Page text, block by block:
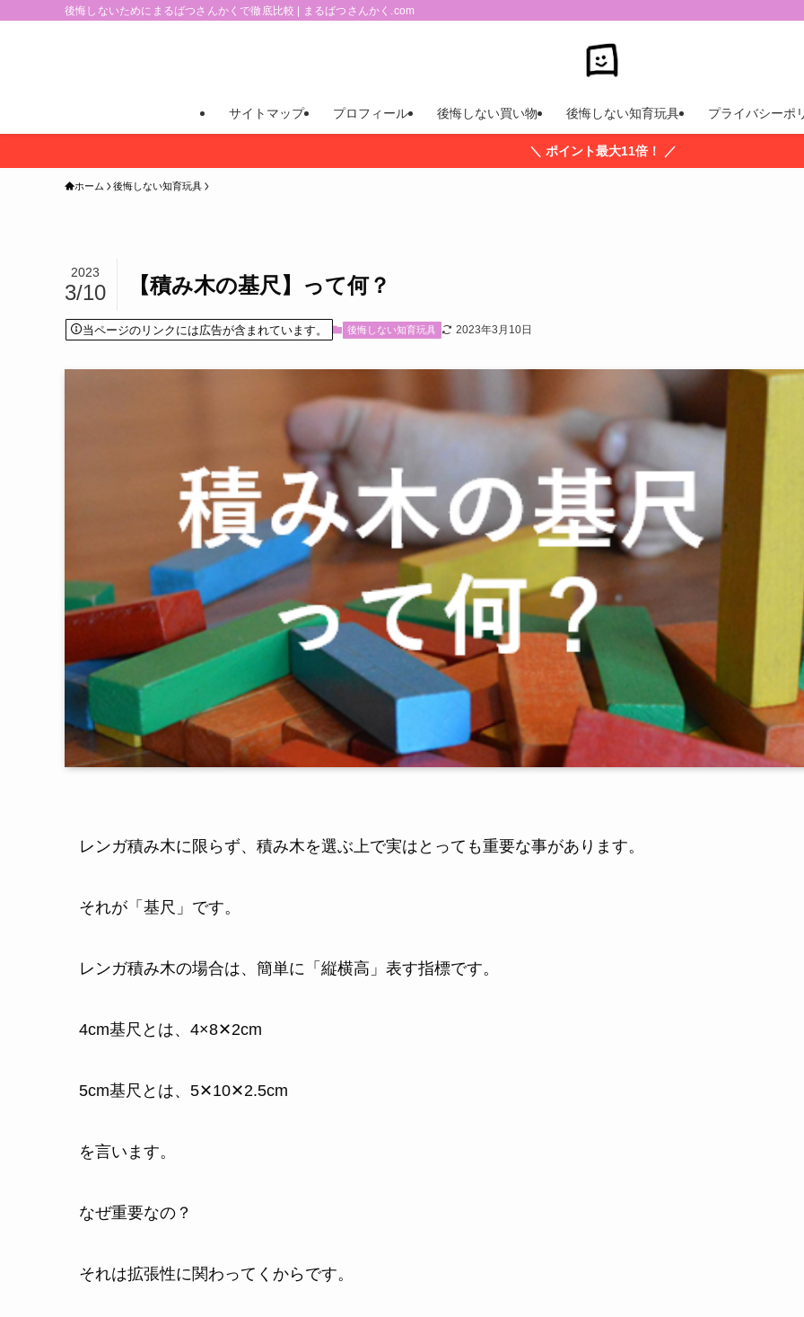
後悔しないためにまるばつさんかくで徹底比較 | まるばつさんかく.com
サイトマップ プロフィール 後悔しない買い物 後悔しない知育玩具 プライバシーポ
＼ ポイント最大11倍！ ／
ホーム 後悔しない知育玩具
【積み木の基尺】って何？
2023
3/10
当ページのリンクには広告が含まれています。 後悔しない知育玩具 2023年3月10日
レンガ積み木に限らず、積み木を選ぶ上で実はとっても重要な事があります。
それが「基尺」です。
レンガ積み木の場合は、簡単に「縦横高」表す指標です。
4cm基尺とは、4×8✕2cm
5cm基尺とは、5✕10✕2.5cm
を言います。
なぜ重要なの？
それは拡張性に関わってくからです。